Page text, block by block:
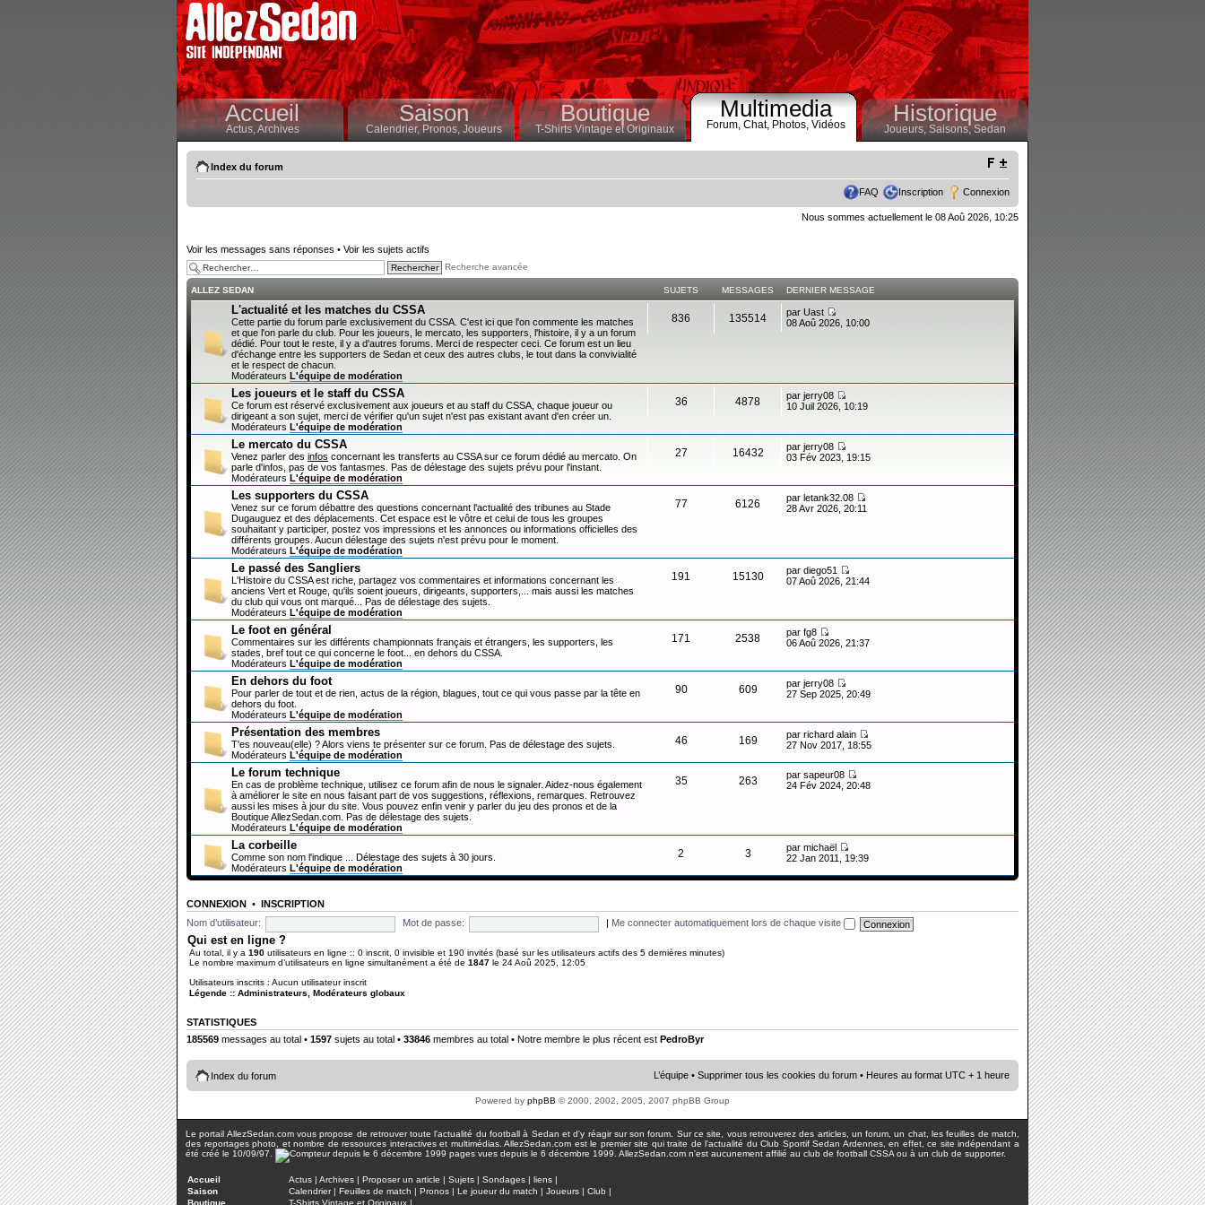
Accueil
Actus,Archives
Saison
Calendrier,Pronos, Joueurs
Boutique
T-Shirts Vintage et Originaux
Multimedia
Forum, Chat, Photos, Vidéos Historique
Joueurs, Saisons,Sedan
Index du forum
FAQ Inscription Connexion
Nous sommes actuellement le 08 Aoû 2026, 10:25
Voir les messages sans réponses • Voir les sujets actifs
Recherche avancée
ALLEZ SEDAN SUJETS MESSAGES DERNIER MESSAGE
L'actualité et les matches du CSSA
Cette partie du forum parle exclusivement du CSSA. C'est ici que l'on commente les matches
et que l'on parle du club. Pour les joueurs, le mercato, les supporters, l'histoire, il y a un forum
dédié. Pour tout le reste, il y a d'autres forums. Merci de respecter ceci. Ce forum est un lieu
d'échange entre les supporters de Sedan et ceux des autres clubs, le tout dans la convivialité
et le respect de chacun.
Modérateurs L'équipe de modération
836 135514 par Uast
08 Aoû 2026, 10:00
Les joueurs et le staff du CSSA
Ce forum est réservé exclusivement aux joueurs et au staff du CSSA, chaque joueur ou
dirigeant a son sujet, merci de vérifier qu'un sujet n'est pas existant avant d'en créer un.
Modérateurs L'équipe de modération
36 4878 par jerry08
10 Juil 2026, 10:19
Le mercato du CSSA
Venez parler des infos concernant les transferts au CSSA sur ce forum dédié au mercato. On
parle d'infos, pas de vos fantasmes. Pas de délestage des sujets prévu pour l'instant.
Modérateurs L'équipe de modération
27 16432 par jerry08
03 Fév 2023, 19:15
Les supporters du CSSA
Venez sur ce forum débattre des questions concernant l'actualité des tribunes au Stade
Dugauguez et des déplacements. Cet espace est le vôtre et celui de tous les groupes
souhaitant y participer, postez vos impressions et les annonces ou informations officielles des
différents groupes. Aucun délestage des sujets n'est prévu pour le moment.
Modérateurs L'équipe de modération
77 6126 par letank32.08
28 Avr 2026, 20:11
Le passé des Sangliers
L'Histoire du CSSA est riche, partagez vos commentaires et informations concernant les
anciens Vert et Rouge, qu'ils soient joueurs, dirigeants, supporters,... mais aussi les matches
du club qui vous ont marqué... Pas de délestage des sujets.
Modérateurs L'équipe de modération
191 15130 par diego51
07 Aoû 2026, 21:44
Le foot en général
Commentaires sur les différents championnats français et étrangers, les supporters, les
stades, bref tout ce qui concerne le foot... en dehors du CSSA.
Modérateurs L'équipe de modération
171 2538 par fg8
06 Aoû 2026, 21:37
En dehors du foot
Pour parler de tout et de rien, actus de la région, blagues, tout ce qui vous passe par la tête en
dehors du foot.
Modérateurs L'équipe de modération
90 609 par jerry08
27 Sep 2025, 20:49
Présentation des membres
T'es nouveau(elle) ? Alors viens te présenter sur ce forum. Pas de délestage des sujets.
Modérateurs L'équipe de modération
46 169 par richard alain
27 Nov 2017, 18:55
Le forum technique
En cas de problème technique, utilisez ce forum afin de nous le signaler. Aidez-nous également
à améliorer le site en nous faisant part de vos suggestions, réflexions, remarques. Retrouvez
aussi les mises à jour du site. Vous pouvez enfin venir y parler du jeu des pronos et de la
Boutique AllezSedan.com. Pas de délestage des sujets.
Modérateurs L'équipe de modération
35 263 par sapeur08
24 Fév 2024, 20:48
La corbeille
Comme son nom l'indique ... Délestage des sujets à 30 jours.
Modérateurs L'équipe de modération
2 3 par michaël
22 Jan 2011, 19:39
CONNEXION • INSCRIPTION
Nom d’utilisateur:
Mot de passe: Me connecter automatiquement lors de chaque visite
Qui est en ligne ?
Au total, il y a 190 utilisateurs en ligne :: 0 inscrit, 0 invisible et 190 invités (basé sur les utilisateurs actifs des 5 dernières minutes)
Le nombre maximum d’utilisateurs en ligne simultanément a été de 1847 le 24 Aoû 2025, 12:05
Utilisateurs inscrits : Aucun utilisateur inscrit
Légende :: Administrateurs Modérateurs globaux
STATISTIQUES
185569 messages au total • 1597 sujets au total • 33846 membres au total • Notre membre le plus récent est PedroByr
Index du forum L’équipe • Supprimer tous les cookies du forum • Heures au format UTC + 1 heure
Powered by phpBB © 2000, 2002, 2005, 2007 phpBB Group
Le portail AllezSedan.com vous propose de retrouver toute l'actualité du football à Sedan et d'y réagir sur son forum. Sur ce site, vous retrouverez des articles, un forum, un chat, les feuilles de match,
des reportages photo, et nombre de ressources interactives et multimédias. AllezSedan.com est le premier site qui traite de l'actualité du Club Sportif Sedan Ardennes, en effet, ce site indépendant a
été créé le 10/09/97.
pages vues depuis le 6 décembre 1999. AllezSedan.com n'est aucunement affilié au club de football CSSA ou à un club de supporter.
Accueil Actus | Archives | Proposer un article | Sujets | Sondages | liens |
Saison
Calendrier| Feuilles de match | Pronos | Le joueur du match | Joueurs | Club |
Boutique
T-Shirts Vintage et Originaux |